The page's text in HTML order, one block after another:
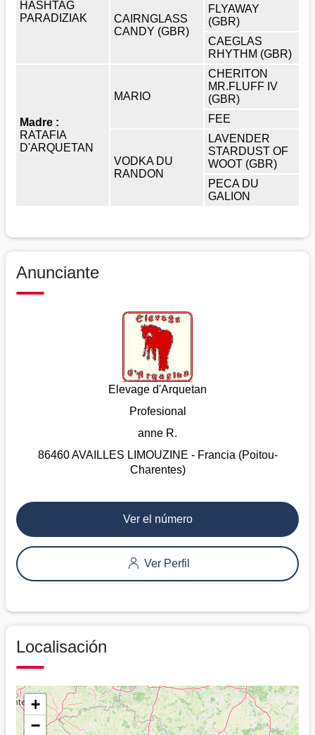
HASHTAG
PARADIZIAK
CAIRNGLASS
CANDY (GBR)
FLYAWAY
(GBR)
CAEGLAS
RHYTHM (GBR)
Madre :
RATAFIA
D'ARQUETAN
MARIO
CHERITON
MR.FLUFF IV
(GBR)
FEE
VODKA DU
RANDON
LAVENDER
STARDUST OF
WOOT (GBR)
PECA DU
GALION
Anunciante
Elevage d'Arquetan
Profesional
anne R.
86460 AVAILLES LIMOUZINE - Francia (Poitou-
Charentes)
Ver el número
Ver Perfil
Localisación
+
−